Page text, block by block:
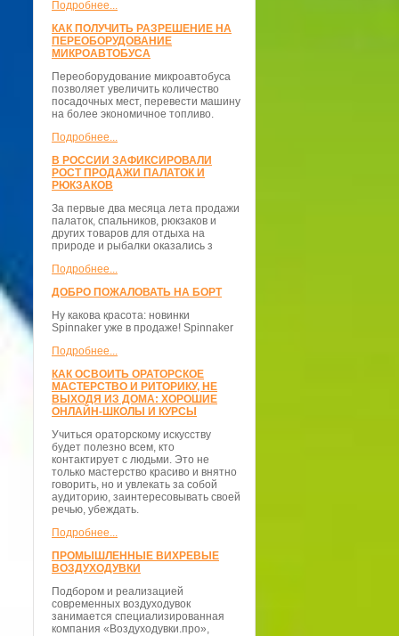
Подробнее...
КАК ПОЛУЧИТЬ РАЗРЕШЕНИЕ НА
ПЕРЕОБОРУДОВАНИЕ
МИКРОАВТОБУСА
Переоборудование микроавтобуса
позволяет увеличить количество
посадочных мест, перевести машину
на более экономичное топливо.
Подробнее...
В РОССИИ ЗАФИКСИРОВАЛИ
РОСТ ПРОДАЖИ ПАЛАТОК И
РЮКЗАКОВ
За первые два месяца лета продажи
палаток, спальников, рюкзаков и
других товаров для отдыха на
природе и рыбалки оказались з
Подробнее...
ДОБРО ПОЖАЛОВАТЬ НА БОРТ
Ну какова красота: новинки
Spinnaker уже в продаже! Spinnaker
Подробнее...
КАК ОСВОИТЬ ОРАТОРСКОЕ
МАСТЕРСТВО И РИТОРИКУ, НЕ
ВЫХОДЯ ИЗ ДОМА: ХОРОШИЕ
ОНЛАЙН-ШКОЛЫ И КУРСЫ
Учиться ораторскому искусству
будет полезно всем, кто
контактирует с людьми. Это не
только мастерство красиво и внятно
говорить, но и увлекать за собой
аудиторию, заинтересовывать своей
речью, убеждать.
Подробнее...
ПРОМЫШЛЕННЫЕ ВИХРЕВЫЕ
ВОЗДУХОДУВКИ
Подбором и реализацией
современных воздуходувок
занимается специализированная
компания «Воздуходувки.про»,